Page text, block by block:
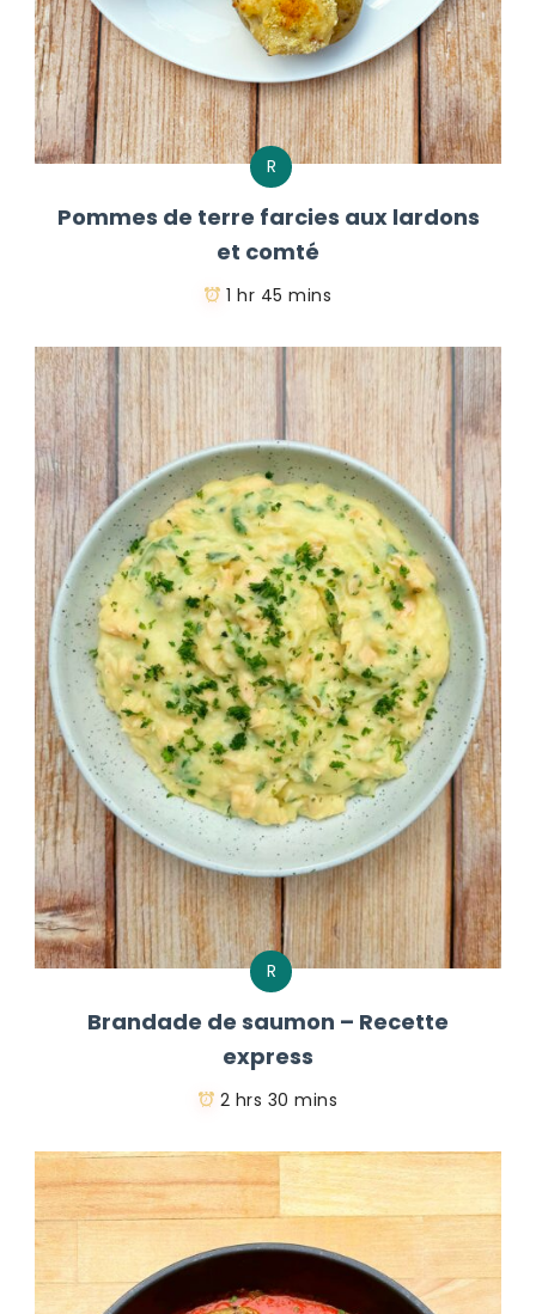
R
Pommes de terre farcies aux lardons
et comté
1 hr 45 mins
R
Brandade de saumon – Recette
express
2 hrs 30 mins